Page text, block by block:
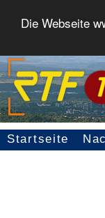
Die Webseite
Startseite